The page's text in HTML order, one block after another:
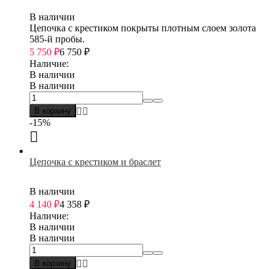
В наличии
Цепочка с крестиком покрыты плотным слоем золота
585-й пробы.
5 750 ₽6 750 ₽
Наличие:
В наличии
В наличии
В корзину
-15%
Цепочка с крестиком и браслет
В наличии
4 140 ₽4 358 ₽
Наличие:
В наличии
В наличии
В корзину